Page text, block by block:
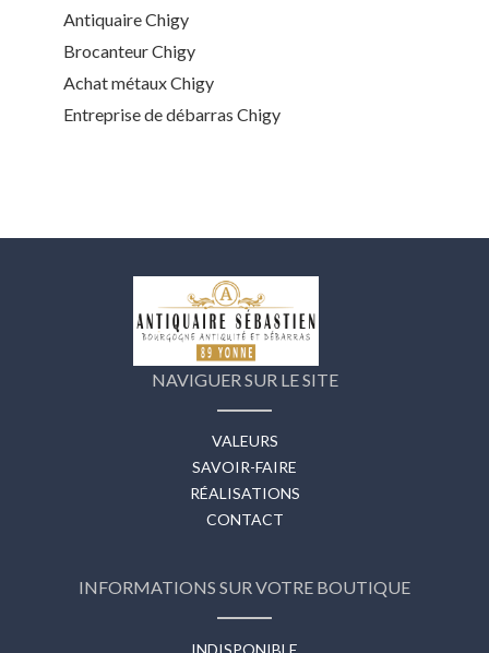
Antiquaire Chigy
Brocanteur Chigy
Achat métaux Chigy
Entreprise de débarras Chigy
NAVIGUER SUR LE SITE
VALEURS
SAVOIR-FAIRE
RÉALISATIONS
CONTACT
INFORMATIONS SUR VOTRE BOUTIQUE
INDISPONIBLE